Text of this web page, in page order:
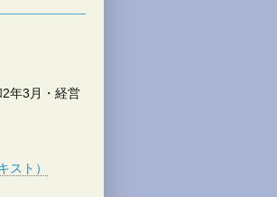
年3月・経営
スト）